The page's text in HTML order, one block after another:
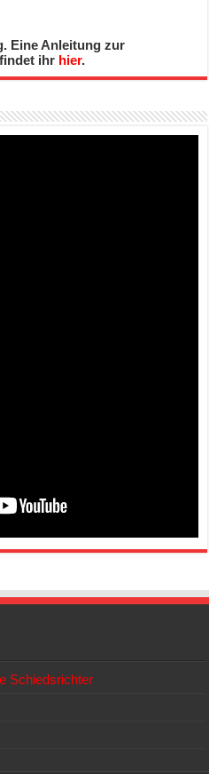
Eine Anleitung zur
ihr hier.
Schiedsrichter